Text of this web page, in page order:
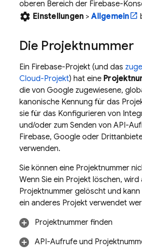
oberen Bereich der Firebase-
settings Einstellungen >Allgemein
Die Projektnummer
Ein Firebase-Projekt (und das
Cloud-Projekt) hat eine
die von Google zugewiesene,
kanonische Kennung für das
sie für das Konfigurieren von
und/oder zum Senden von API-
Firebase, Google oder
verwenden.
Sie können eine Projektnummer
Wenn Sie ein Projekt löschen, wird
Projektnummer gelöscht und
ein anderes Projekt verwendet
Projektnummer finden
API-Aufrufe und